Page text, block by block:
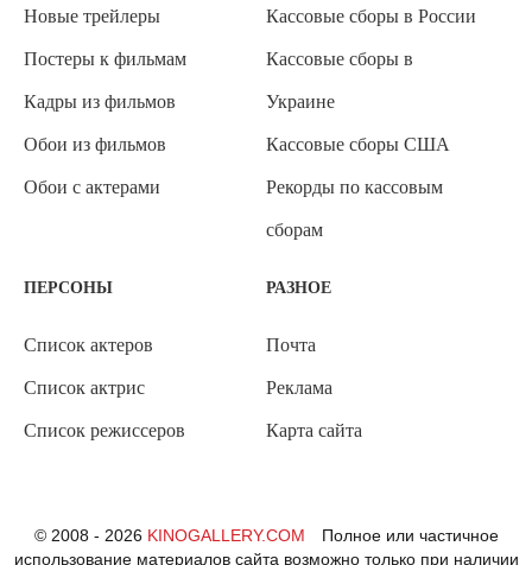
Новые трейлеры
Постеры к фильмам
Кадры из фильмов
Обои из фильмов
Обои с актерами
Кассовые сборы в России
Кассовые сборы в
Украине
Кассовые сборы США
Рекорды по кассовым
сборам
ПЕРСОНЫ
Список актеров
Список актрис
Список режиссеров
РАЗНОЕ
Почта
Реклама
Карта сайта
© 2008 - 2026 KINOGALLERY.COM
Полное или частичное
использование материалов сайта возможно только при наличии